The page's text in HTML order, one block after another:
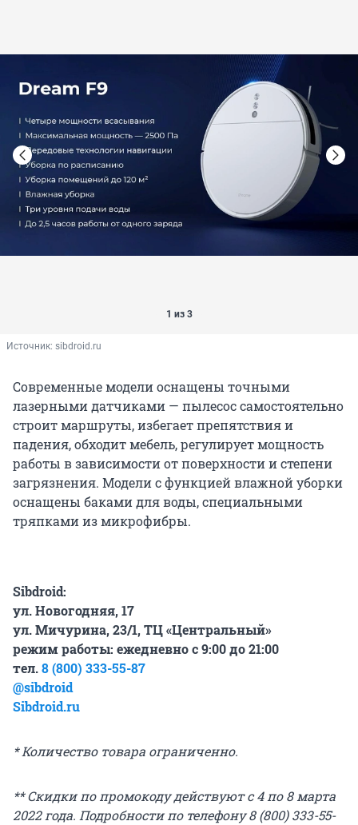
1 из 3
Источник: sibdroid.ru
Современные модели оснащены точными
лазерными датчиками — пылесос самостоятельно
строит маршруты, избегает препятствия и
падения, обходит мебель, регулирует мощность
работы в зависимости от поверхности и степени
загрязнения. Модели с функцией влажной уборки
оснащены баками для воды, специальными
тряпками из микрофибры.
Sibdroid:
ул. Новогодняя, 17
ул. Мичурина, 23/1, ТЦ «Центральный»
режим работы: ежедневно с 9:00 до 21:00
тел.8 (800) 333-55-87
@sibdroid
Sibdroid.ru
* Количество товара ограниченно.
** Скидки по промокоду действуют с 4 по 8 марта
2022 года. Подробности по телефону 8 (800) 333-55-